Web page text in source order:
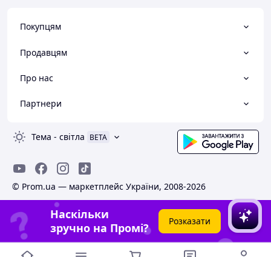
Покупцям
Продавцям
Про нас
Партнери
Тема - світла BETA
© Prom.ua — маркетплейс України, 2008-2026
Наскільки
зручно на Промі?
Розказати